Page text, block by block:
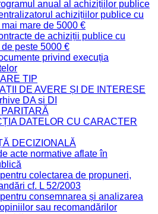
anual al achizițiilor publice
achizițiilor publice cu
mare de 5000 €
de achiziții publice cu
peste 5000 €
privind execuția
TIP
DE AVERE ȘI DE INTERESE
DA si DI
DATELOR CU CARACTER
DECIZIONALĂ
acte normative aflate în
colectarea de propuneri,
cf. L 52/2003
consemnarea și analizarea
sau recomandărilor